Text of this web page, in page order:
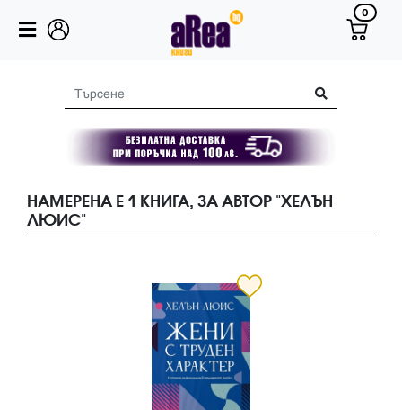
0
НАМЕРЕНА Е 1 КНИГА, ЗА АВТОР "ХЕЛЪН
ЛЮИС"